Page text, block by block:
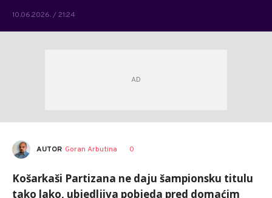
10.06.2026. / 21:24
AUTOR Goran Arbutina 0
Košarkaši Partizana ne daju šampionsku titulu
tako lako, ubjedljiva pobjeda pred domaćim